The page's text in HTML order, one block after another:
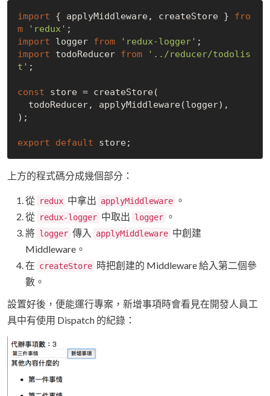
import { applyMiddleware, createStore } fro
m
'redux'
import logger from 'redux-logger'
import todoReducer from
'../reducer/todolis
t' ;
const store = createStore(
);
export default
上方的程式碼分成幾個部分：
從 redux 中拿出 applyMiddleware 。
從 redux-logger 中取出 logger 。
將 logger 傳入 applyMiddleware 中創建
Middleware。
在 createStore 時把創建的 Middleware 給入第二個參
數。
設置好後，便能運行專案，新增事項時會看見在開發人員工
具中有使用 Dispatch 的紀錄：